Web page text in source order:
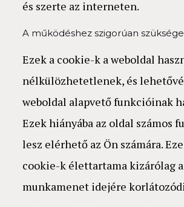
és szerte az interneten.
A működéshez szigorúan
Ezek a cookie-k a weboldal
nélkülözhetetlenek, és
weboldal alapvető funkcióinak
Ezek hiányába az oldal számos
lesz elérhető az Ön számára.
cookie-k élettartama kizárólag a
munkamenet idejére